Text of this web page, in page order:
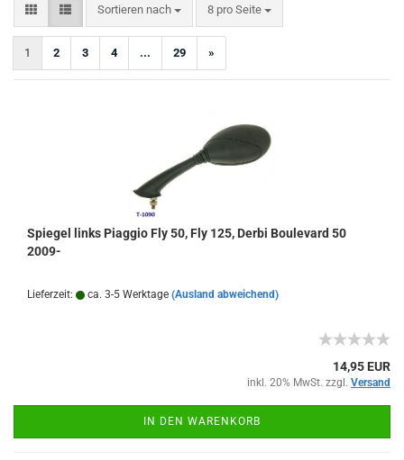
Sortieren nach
Sortieren nach 8 pro Seite
pro Seite
1 2 3 4 ... 29 »
Spiegel links Piaggio Fly 50, Fly 125, Derbi Boulevard 50
2009-
Lieferzeit: ca. 3-5 Werktage (Ausland abweichend)
14,95 EUR
inkl. 20% MwSt. zzgl. Versand
IN DEN WARENKORB